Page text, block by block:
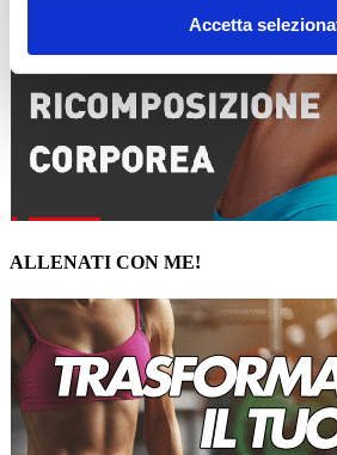
Accetta
ALLENATI CON ME!